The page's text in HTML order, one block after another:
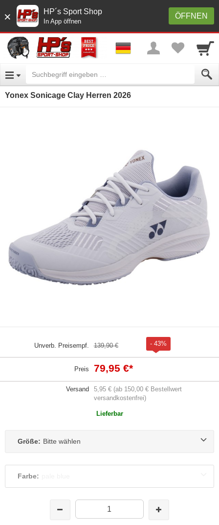
× ÖFFNEN
HP´s Sport Shop
In App öffnen
Yonex Sonicage Clay Herren 2026
Unverb. Preisempf. 139,90 € - 43%
Preis 79,95 €*
Versand
5,95 € (ab 150,00 € Bestellwert
versandkostenfrei)
Lieferbar
Größe: Bitte wählen
Farbe: